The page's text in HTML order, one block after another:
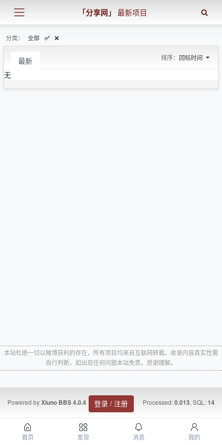
「分享网」 最新项目
分类： 全部 ✅ ❌
最新 排序： 回帖时间
无
本站杜绝一切以赌博获利的存在，所有项目均来自互联网转载。收录内容真实性需
自行判断，如出现任何问题本站免责。感谢理解。
Powered byXiuno BBS4.0.4 Processed:0.013, SQL:14
首页 发现 消息 我的
登录 / 注册